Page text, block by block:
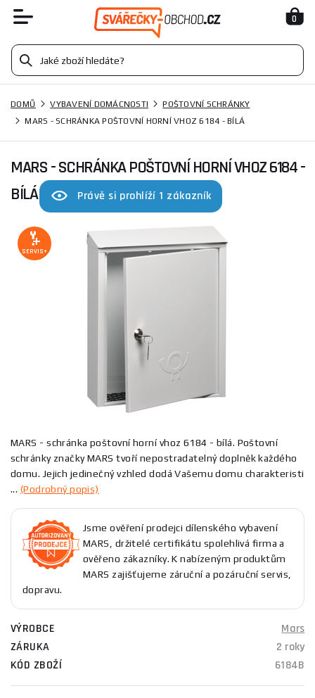
0
DOMŮ VYBAVENÍ DOMÁCNOSTI
POŠTOVNÍ SCHRÁNKY
MARS - SCHRÁNKA POŠTOVNÍ HORNÍ VHOZ 6184 - BÍLÁ
MARS - SCHRÁNKA POŠTOVNÍ HORNÍ VHOZ 6184 -
BÍLÁ
Právě si prohlíží 1 zákazník
SERVIS+
MARS - schránka poštovní horní vhoz 6184 - bílá. Poštovní
schránky značky MARS tvoří nepostradatelný doplněk každého
domu. Jejich jedinečný vzhled dodá Vašemu domu charakteristi
... (Podrobný popis)
Jsme ověření prodejci dílenského vybavení
MARS, držitelé certifikátu spolehlivá firma a
ověřeno zákazníky. K nabízeným produktům
MARS zajišťujeme záruční a pozáruční servis,
dopravu.
VÝROBCE
Mars
ZÁRUKA
2 roky
KÓD ZBOŽÍ
6184B